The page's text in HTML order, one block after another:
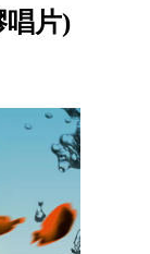
唱片)